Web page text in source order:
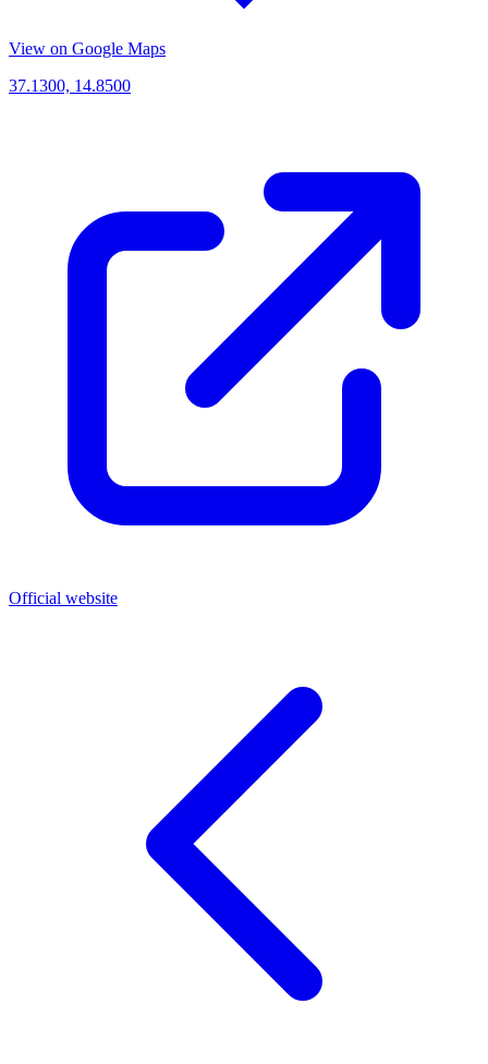
View on Google Maps
37.1300, 14.8500
Official website